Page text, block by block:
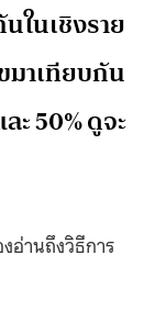
ในเชิงราย
มาเทียบกัน
ะ 50% ดูจะ
อ่านถึงวิธีการ